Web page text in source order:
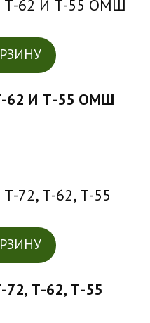
62 И Т-55 ОМШ
72, Т-62, Т-55